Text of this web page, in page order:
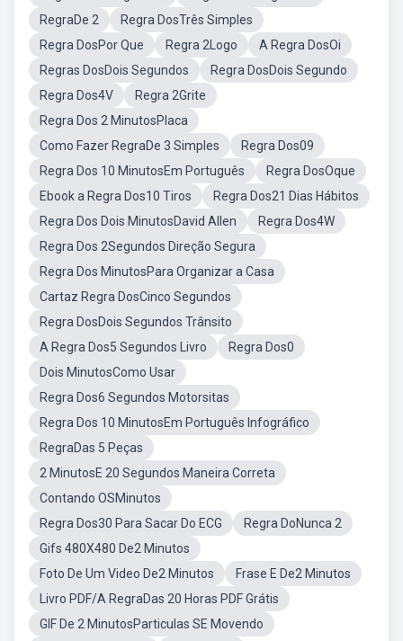
RegraDe 2
Regra DosTrês Simples
Regra DosPor Que
Regra 2Logo
A Regra DosOi
Regras DosDois Segundos
Regra DosDois Segundo
Regra Dos4V
Regra 2Grite
Regra Dos 2 MinutosPlaca
Como Fazer RegraDe 3 Simples
Regra Dos09
Regra Dos 10 MinutosEm Português
Regra DosOque
Ebook a Regra Dos10 Tiros
Regra Dos21 Dias Hábitos
Regra Dos Dois MinutosDavid Allen
Regra Dos4W
Regra Dos 2Segundos Direção Segura
Regra Dos MinutosPara Organizar a Casa
Cartaz Regra DosCinco Segundos
Regra DosDois Segundos Trânsito
A Regra Dos5 Segundos Livro
Regra Dos0
Dois MinutosComo Usar
Regra Dos6 Segundos Motorsitas
Regra Dos 10 MinutosEm Português Infográfico
RegraDas 5 Peças
2 MinutosE 20 Segundos Maneira Correta
Contando OSMinutos
Regra Dos30 Para Sacar Do ECG
Regra DoNunca 2
Gifs 480X480 De2 Minutos
Foto De Um Video De2 Minutos
Frase E De2 Minutos
Livro PDF/A RegraDas 20 Horas PDF Grátis
GIF De 2 MinutosParticulas SE Movendo